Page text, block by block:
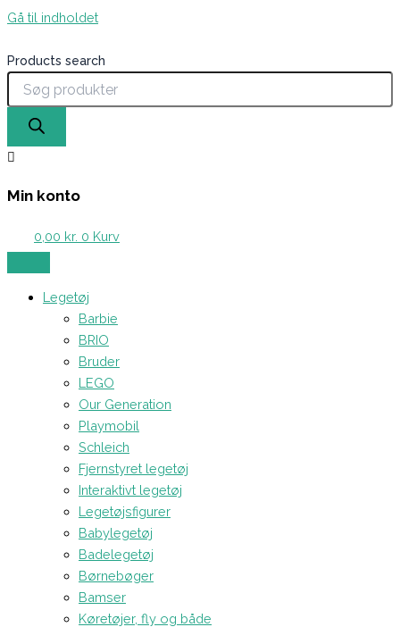
Gå til indholdet
Products search
Min konto
0,00 kr. 0 Kurv
Legetøj
Barbie
BRIO
Bruder
LEGO
Our Generation
Playmobil
Schleich
Fjernstyret legetøj
Interaktivt legetøj
Legetøjsfigurer
Babylegetøj
Badelegetøj
Børnebøger
Bamser
Køretøjer, fly og både